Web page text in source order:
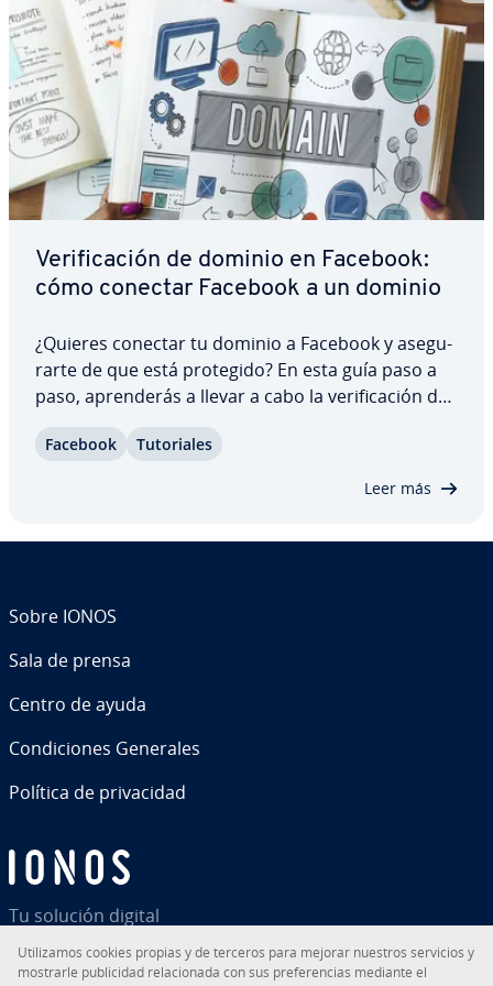
Ve­ri­fi­ca­ción de dominio en Facebook:
cómo conectar Facebook a un dominio
¿Quieres conectar tu dominio a Facebook y ase­gu­
rar­te de que está protegido? En esta guía paso a
paso, apre­n­de­rás a llevar a cabo la ve­ri­fi­ca­ción de
en Internet. Esta ve­ri­fi­ca­ción te dará la opo­r­tu­ni­
Facebook Tu­to­ria­les
Leer más
Tu solución digital
Sobre IONOS
Sala de prensa
Centro de ayuda
Co­n­di­cio­nes Generales
Política de pri­va­ci­dad
Uti­li­za­mos cookies propias y de terceros para mejorar nuestros servicios y
mostrarle pu­bli­ci­dad re­la­cio­na­da con sus pre­fe­re­n­cias mediante el